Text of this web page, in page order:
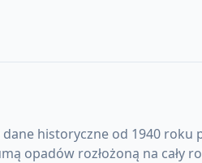
historyczne od 1940 roku
rozłożoną na cały